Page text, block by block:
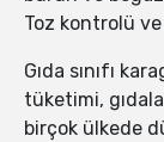
Toz kontrolü
Gıda sınıfı
tüketimi,
birçok ülkede